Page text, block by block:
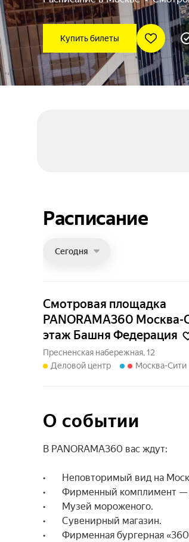
Купить билеты
Расписание
Сегодня
Смотровая площадка
PANORAMA360 Москва-
этаж Башня Федерация
Пресненская набережная, 12
Деловой центр
Москва-Сити
О событии
В PANORAMA360 вас ждут:
•	Неповторимый вид на Москву с высоты 89 этажа.
•	Фирменный комплимент — мороженое от Панорамыча
•	Музей мороженого.
•	Сувенирный магазин.
•	Фирменная бургерная «360».